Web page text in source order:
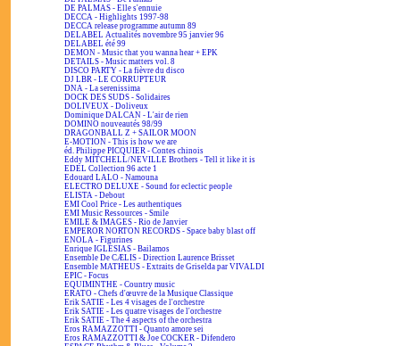
DE PALMAS - Elle s'ennuie
DECCA - Highlights 1997-98
DECCA release programme autumn 89
DELABEL Actualités novembre 95 janvier 96
DELABEL été 99
DEMON - Music that you wanna hear + EPK
DETAILS - Music matters vol. 8
DISCO PARTY - La fièvre du disco
DJ LBR - LE CORRUPTEUR
DNA - La serenissima
DOCK DES SUDS - Solidaires
DOLIVEUX - Doliveux
Dominique DALCAN - L'air de rien
DOMINO nouveautés 98/99
DRAGONBALL Z + SAILOR MOON
E-MOTION - This is how we are
éd. Philippe PICQUIER - Contes chinois
Eddy MITCHELL/NEVILLE Brothers - Tell it like it is
EDEL Collection 96 acte 1
Edouard LALO - Namouna
ELECTRO DELUXE - Sound for eclectic people
ELISTA - Debout
EMI Cool Price - Les authentiques
EMI Music Ressources - Smile
EMILE & IMAGES - Rio de Janvier
EMPEROR NORTON RECORDS - Space baby blast off
ENOLA - Figurines
Enrique IGLESIAS - Bailamos
Ensemble De CÆLIS - Direction Laurence Brisset
Ensemble MATHEUS - Extraits de Griselda par VIVALDI
EPIC - Focus
EQUIMINTHE - Country music
ERATO - Chefs d'œuvre de la Musique Classique
Erik SATIE - Les 4 visages de l'orchestre
Erik SATIE - Les quatre visages de l'orchestre
Erik SATIE - The 4 aspects of the orchestra
Eros RAMAZZOTTI - Quanto amore sei
Eros RAMAZZOTTI & Joe COCKER - Difendero